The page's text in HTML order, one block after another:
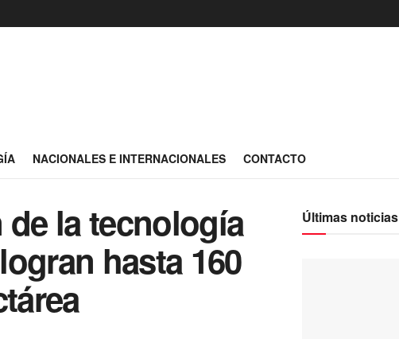
NACIONALES E INTERNACIONALES CONTACTO
la tecnología
hasta 160
Últimas noticias